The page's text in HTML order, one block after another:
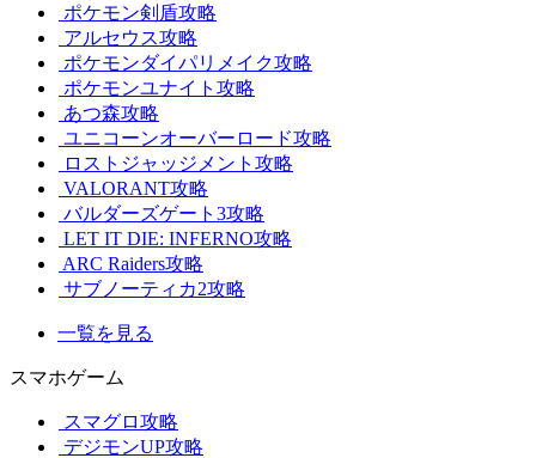
ポケモン剣盾攻略
アルセウス攻略
ポケモンダイパリメイク攻略
ポケモンユナイト攻略
あつ森攻略
ユニコーンオーバーロード攻略
ロストジャッジメント攻略
VALORANT攻略
バルダーズゲート3攻略
LET IT DIE: INFERNO攻略
ARC Raiders攻略
サブノーティカ2攻略
一覧を見る
スマホゲーム
スマグロ攻略
デジモンUP攻略